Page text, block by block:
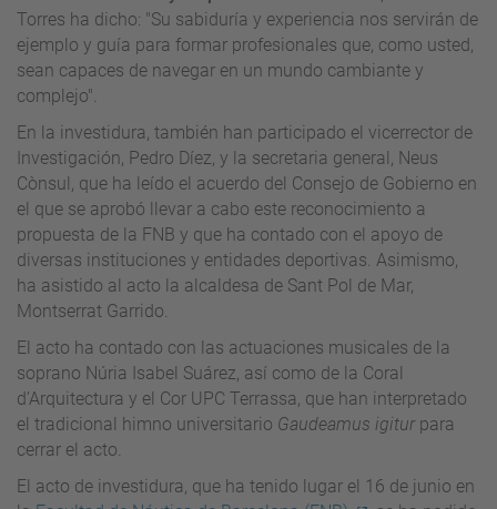
Torres ha dicho: "Su sabiduría y experiencia nos servirán de
ejemplo y guía para formar profesionales que, como usted,
sean capaces de navegar en un mundo cambiante y
complejo".
En la investidura, también han participado el vicerrector de
Investigación, Pedro Díez, y la secretaria general, Neus
Cònsul, que ha leído el acuerdo del Consejo de Gobierno en
el que se aprobó llevar a cabo este reconocimiento a
propuesta de la FNB y que ha contado con el apoyo de
diversas instituciones y entidades deportivas. Asimismo,
ha asistido al acto la alcaldesa de Sant Pol de Mar,
Montserrat Garrido.
El acto ha contado con las actuaciones musicales de la
soprano Núria Isabel Suárez, así como de la Coral
d’Arquitectura y el Cor UPC Terrassa, que han interpretado
el tradicional himno universitario Gaudeamus igiturpara
cerrar el acto.
El acto de investidura, que ha tenido lugar el 16 de junio en